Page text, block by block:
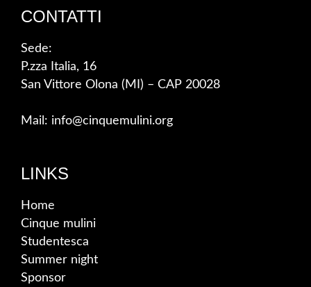
CONTATTI
Sede:
P.zza Italia, 16
San Vittore Olona (MI) – CAP 20028
Mail: info@cinquemulini.org
LINKS
Home
Cinque mulini
Studentesca
Summer night
Sponsor